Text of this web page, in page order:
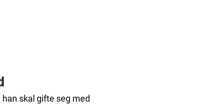
skal gifte seg med